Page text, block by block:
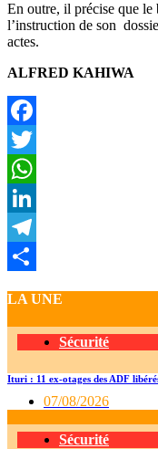
En outre, il précise que le
l’instruction de son
actes.
ALFRED KAHIWA
Facebook
Twitter
WhatsApp
LinkedIn
Telegram
LA UNE
Sécurité
Ituri : 11 ex-otages des ADF
07/08/2026
Sécurité